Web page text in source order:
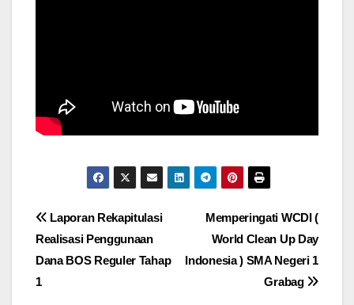
Post
navigation
Memperingati WCDI (
World Clean Up Day
Indonesia ) SMA Negeri 1
Grabag
Laporan Rekapitulasi
Realisasi Penggunaan
Dana BOS Reguler Tahap
1